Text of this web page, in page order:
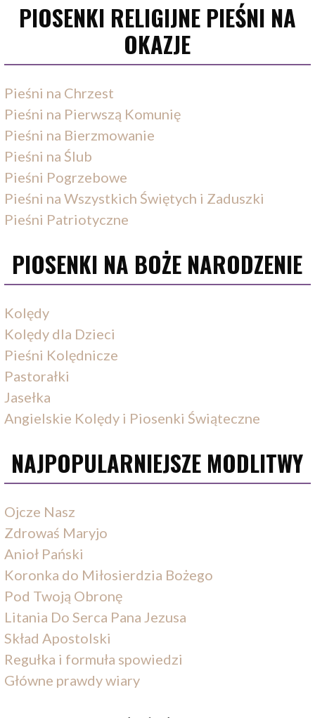
PIOSENKI RELIGIJNE PIEŚNI NA
OKAZJE
Pieśni na Chrzest
Pieśni na Pierwszą Komunię
Pieśni na Bierzmowanie
Pieśni na Ślub
Pieśni Pogrzebowe
Pieśni na Wszystkich Świętych i Zaduszki
Pieśni Patriotyczne
PIOSENKI NA BOŻE NARODZENIE
Kolędy
Kolędy dla Dzieci
Pieśni Kolędnicze
Pastorałki
Jasełka
Angielskie Kolędy i Piosenki Świąteczne
NAJPOPULARNIEJSZE MODLITWY
Ojcze Nasz
Zdrowaś Maryjo
Anioł Pański
Koronka do Miłosierdzia Bożego
Pod Twoją Obronę
Litania Do Serca Pana Jezusa
Skład Apostolski
Regułka i formuła spowiedzi
Główne prawdy wiary